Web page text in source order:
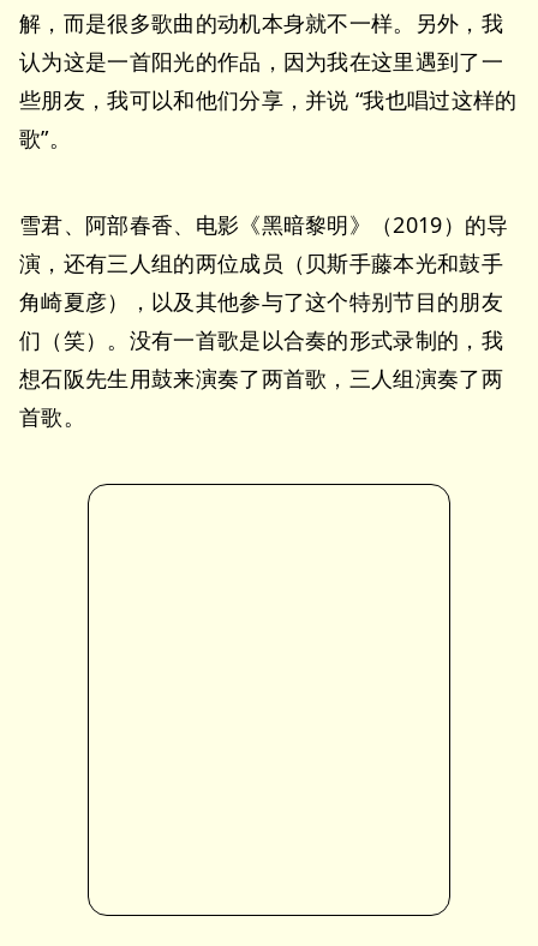
解，而是很多歌曲的动机本身就不一样。另外，我
认为这是一首阳光的作品，因为我在这里遇到了一
些朋友，我可以和他们分享，并说 “我也唱过这样的
歌”。
雪君、阿部春香、电影《黑暗黎明》（2019）的导
演，还有三人组的两位成员（贝斯手藤本光和鼓手
角崎夏彦），以及其他参与了这个特别节目的朋友
们（笑）。没有一首歌是以合奏的形式录制的，我
想石阪先生用鼓来演奏了两首歌，三人组演奏了两
首歌。